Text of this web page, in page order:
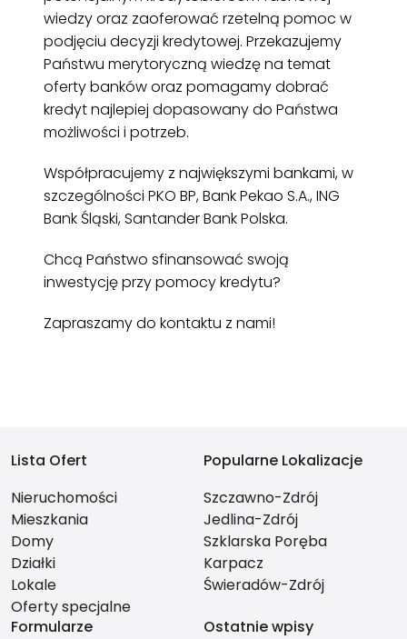
wiedzy oraz zaoferować rzetelną pomoc w
podjęciu decyzji kredytowej. Przekazujemy
Państwu merytoryczną wiedzę na temat
oferty banków oraz pomagamy dobrać
kredyt najlepiej dopasowany do Państwa
możliwości i potrzeb.
Współpracujemy z największymi bankami, w
szczególności PKO BP, Bank Pekao S.A., ING
Bank Śląski, Santander Bank Polska.
Chcą Państwo sfinansować swoją
inwestycję przy pomocy kredytu?
Zapraszamy do kontaktu z nami!
Lista Ofert
Nieruchomości
Mieszkania
Domy
Działki
Lokale
Oferty specjalne
Popularne Lokalizacje
Szczawno-Zdrój
Jedlina-Zdrój
Szklarska Poręba
Karpacz
Świeradów-Zdrój
Formularze
Ostatnie wpisy